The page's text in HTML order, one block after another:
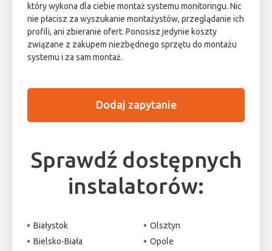
który wykona dla ciebie montaż systemu monitoringu. Nic
nie płacisz za wyszukanie montażystów, przeglądanie ich
profili, ani zbieranie ofert. Ponosisz jedynie koszty
związane z zakupem niezbędnego sprzętu do montażu
systemu i za sam montaż.
Dodaj zapytanie
Sprawdź dostępnych
instalatorów:
Białystok
Bielsko-Biała
Olsztyn
Opole